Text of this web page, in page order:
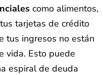
como alimentos,
tarjetas de crédito
tus ingresos no están
vida. Esto puede
espiral de deuda